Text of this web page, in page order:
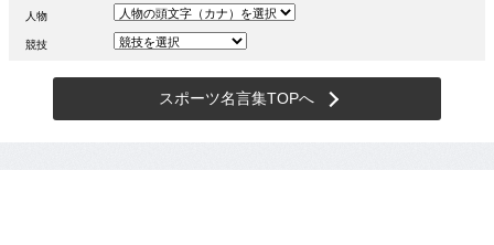
人物
競技
スポーツ名言集TOPへ